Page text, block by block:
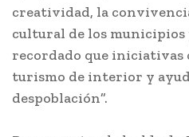
creatividad, la
cultural de los municipios
recordado que iniciativas
turismo de interior y
despoblación”.